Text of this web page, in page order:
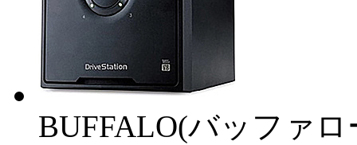
BUFFALO(バッファロ